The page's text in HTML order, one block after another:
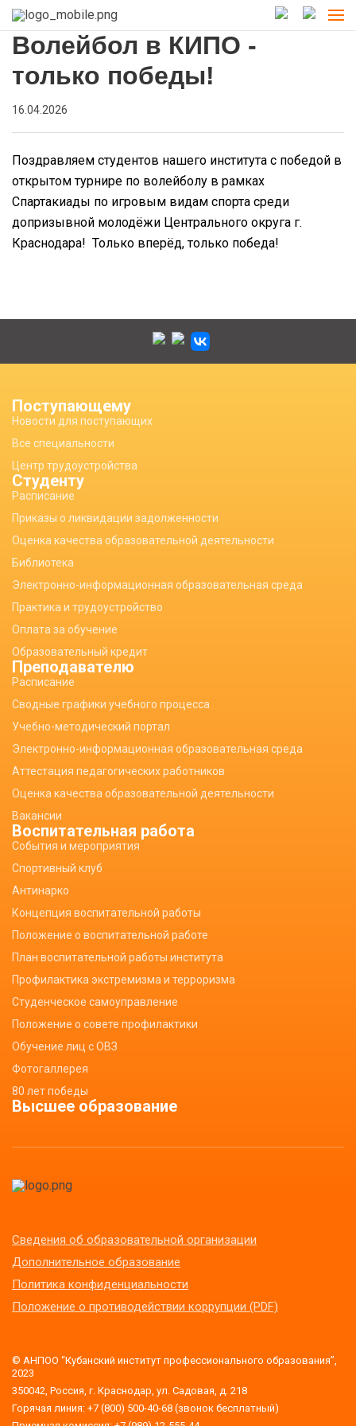
Волейбол в КИПО -
только победы!
16.04.2026
Поздравляем студентов нашего института с победой в
открытом турнире по волейболу в рамках
Спартакиады по игровым видам спорта среди
допризывной молодёжи Центрального округа г.
Краснодара! Только вперëд, только победа!
Поступающему
Новости для поступающих
Все специальности
Центр трудоустройства
Студенту
Расписание
Приказы о ликвидации задолженности
Оценка качества образовательной деятельности
Библиотека
Электронно-информационная образовательная среда
Практика и трудоустройство
Оплата за обучение
Образовательный кредит
Преподавателю
Расписание
Сводные графики учебного процесса
Учебно-методический портал
Электронно-информационная образовательная среда
Аттестация педагогических работников
Оценка качества образовательной деятельности
Вакансии
Воспитательная работа
События и мероприятия
Спортивный клуб
Антинарко
Концепция воспитательной работы
Положение о воспитательной работе
План воспитательной работы института
Профилактика экстремизма и терроризма
Студенческое самоуправление
Положение о совете профилактики
Обучение лиц с ОВЗ
Фотогаллерея
80 лет победы
Высшее образование
Сведения об образовательной организации
Дополнительное образование
Политика конфиденциальности
Положение о противодействии коррупции (PDF)
© АНПОО “Кубанский институт профессионального образования”,
2023
350042, Россия, г. Краснодар, ул. Садовая, д. 218
Горячая линия: +7 (800) 500-40-68 (звонок бесплатный)